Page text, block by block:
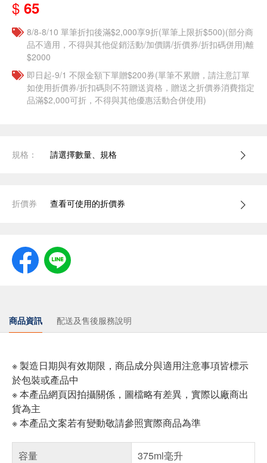
$ 65
8/8-8/10 單筆折扣後滿$2,000享9折(單筆上限折$500)(部分商
品不適用，不得與其他促銷活動/加價購/折價券/折扣碼併用)離
$2000
即日起-9/1 不限金額下單贈$200券(單筆不累贈，請注意訂單
如使用折價券/折扣碼則不符贈送資格，贈送之折價券消費指定
品滿$2,000可折，不得與其他優惠活動合併使用)
規格： 請選擇數量、規格
折價券 查看可使用的折價券
商品資訊 配送及售後服務說明
※ 製造日期與有效期限，商品成分與適用注意事項皆標示
於包裝或產品中
※ 本產品網頁因拍攝關係，圖檔略有差異，實際以廠商出
貨為主
※ 本產品文案若有變動敬請參照實際商品為準
容量
375ml毫升